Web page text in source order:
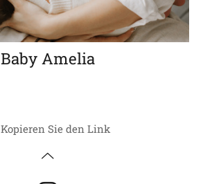
Baby Amelia
Kopieren Sie den Link